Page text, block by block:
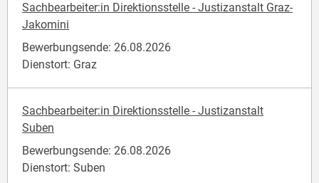
Sachbearbeiter:in Direktionsstelle - Justizanstalt Graz-
Jakomini
Bewerbungsende: 26.08.2026
Dienstort: Graz
Sachbearbeiter:in Direktionsstelle - Justizanstalt
Suben
Bewerbungsende: 26.08.2026
Dienstort: Suben